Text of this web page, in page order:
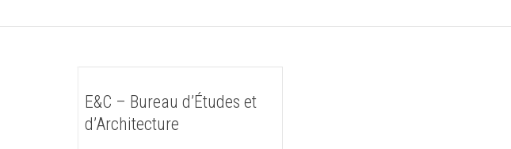
E&C – Bureau d’Études et
d’Architecture